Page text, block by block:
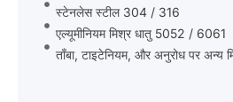
स्टेनलेस स्टील 304 / 316
एल्यूमीनियम मिश्र धातु 5052 / 6061
ताँबा, टाइटेनियम, और अनुरोध पर अन्य